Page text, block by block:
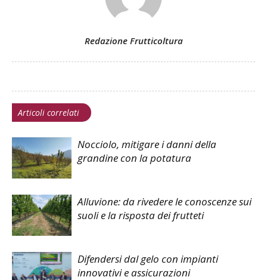
Redazione Frutticoltura
Articoli correlati
Nocciolo, mitigare i danni della
grandine con la potatura
Alluvione: da rivedere le conoscenze sui
suoli e la risposta dei frutteti
Difendersi dal gelo con impianti
innovativi e assicurazioni